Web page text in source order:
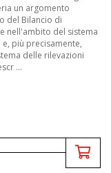
un argomento
del Bilancio di
nell'ambito del sistema
più precisamente,
delle rilevazioni
...